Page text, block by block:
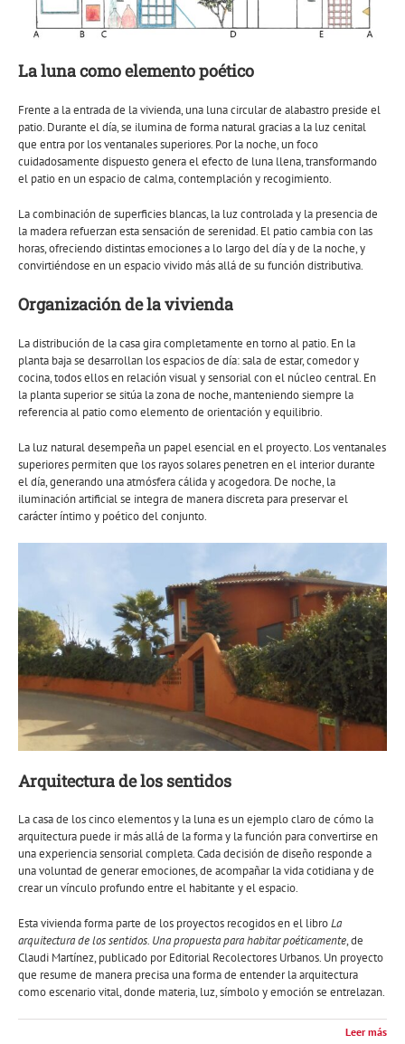
La luna como elemento poético
Frente a la entrada de la vivienda, una luna circular de alabastro preside el
patio. Durante el día, se ilumina de forma natural gracias a la luz cenital
que entra por los ventanales superiores. Por la noche, un foco
cuidadosamente dispuesto genera el efecto de luna llena, transformando
el patio en un espacio de calma, contemplación y recogimiento.
La combinación de superficies blancas, la luz controlada y la presencia de
la madera refuerzan esta sensación de serenidad. El patio cambia con las
horas, ofreciendo distintas emociones a lo largo del día y de la noche, y
convirtiéndose en un espacio vivido más allá de su función distributiva.
Organización de la vivienda
La distribución de la casa gira completamente en torno al patio. En la
planta baja se desarrollan los espacios de día: sala de estar, comedor y
cocina, todos ellos en relación visual y sensorial con el núcleo central. En
la planta superior se sitúa la zona de noche, manteniendo siempre la
referencia al patio como elemento de orientación y equilibrio.
La luz natural desempeña un papel esencial en el proyecto. Los ventanales
superiores permiten que los rayos solares penetren en el interior durante
el día, generando una atmósfera cálida y acogedora. De noche, la
iluminación artificial se integra de manera discreta para preservar el
carácter íntimo y poético del conjunto.
Arquitectura de los sentidos
La casa de los cinco elementos y la luna es un ejemplo claro de cómo la
arquitectura puede ir más allá de la forma y la función para convertirse en
una experiencia sensorial completa. Cada decisión de diseño responde a
una voluntad de generar emociones, de acompañar la vida cotidiana y de
crear un vínculo profundo entre el habitante y el espacio.
Esta vivienda forma parte de los proyectos recogidos en el libroLa
arquitectura de los sentidos. Una propuesta para habitar poéticamente, de
Claudi Martínez, publicado por Editorial Recolectores Urbanos. Un proyecto
que resume de manera precisa una forma de entender la arquitectura
como escenario vital, donde materia, luz, símbolo y emoción se entrelazan.
Leer más